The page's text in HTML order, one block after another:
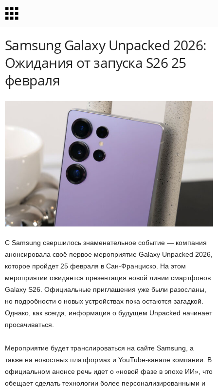
Samsung Galaxy Unpacked 2026:
Ожидания от запуска S26 25
февраля
С Samsung свершилось знаменательное событие — компания
анонсировала своё первое мероприятие Galaxy Unpacked 2026,
которое пройдет 25 февраля в Сан-Франциско. На этом
мероприятии ожидается презентация новой линии смартфонов
Galaxy S26. Официальные приглашения уже были разосланы,
но подробности о новых устройствах пока остаются загадкой.
Однако, как всегда, информация о будущем Unpacked начинает
просачиваться.
Мероприятие будет транслироваться на сайте Samsung, а
также на новостных платформах и YouTube-канале компании. В
официальном анонсе речь идет о «новой фазе в эпохе ИИ», что
обещает сделать технологии более персонализированными и